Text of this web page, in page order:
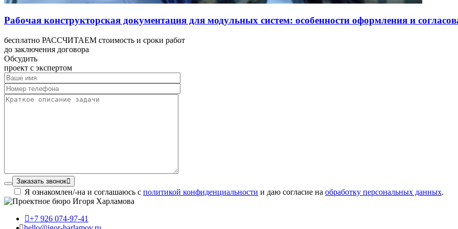
Рабочая конструкторская документация для модульных систем: особенности оформления и
бесплатно РАССЧИТАЕМ стоимость и сроки работ
до заключения договора
Обсудить
проект с экспертом
Заказать звонок
Я ознакомлен/-на и соглашаюсь с политикой конфиденциальности и даю согласие на обработку персональных данных.
+7 926 074-97-41